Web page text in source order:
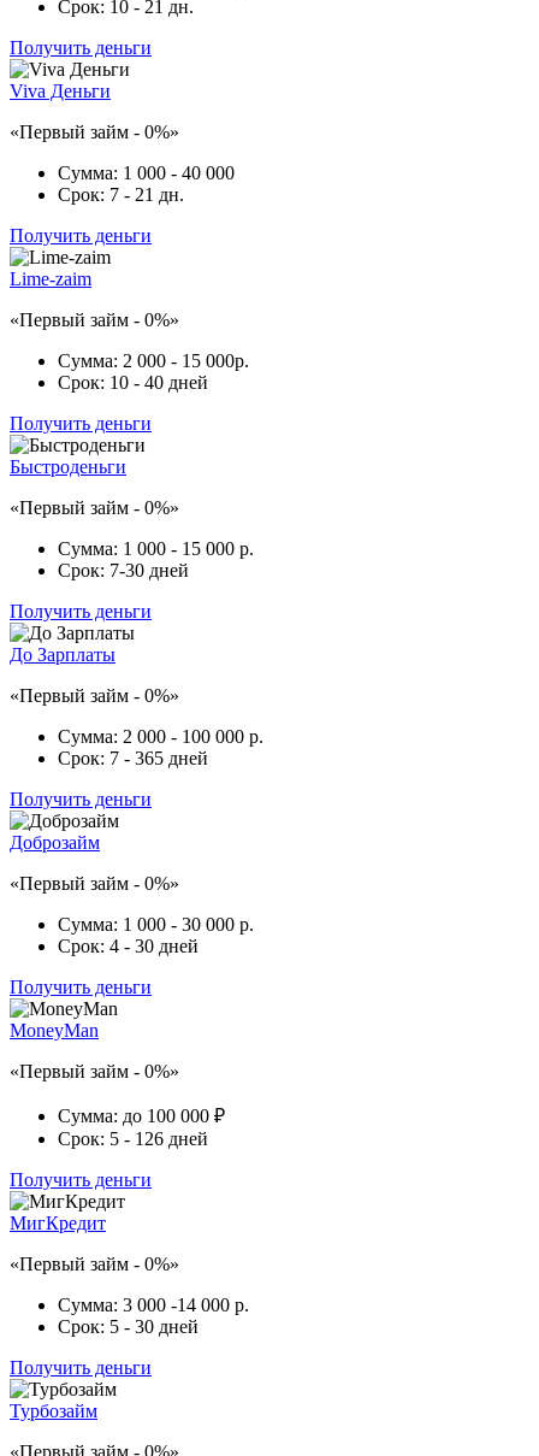
Срок: 10 - 21 дн.
Получить деньги
Viva Деньги
«Первый займ - 0%»
Сумма: 1 000 - 40 000
Срок: 7 - 21 дн.
Получить деньги
Lime-zaim
«Первый займ - 0%»
Сумма: 2 000 - 15 000р.
Срок: 10 - 40 дней
Получить деньги
Быстроденьги
«Первый займ - 0%»
Сумма: 1 000 - 15 000 р.
Срок: 7-30 дней
Получить деньги
До Зарплаты
«Первый займ - 0%»
Сумма: 2 000 - 100 000 р.
Срок: 7 - 365 дней
Получить деньги
Доброзайм
«Первый займ - 0%»
Сумма: 1 000 - 30 000 р.
Срок: 4 - 30 дней
Получить деньги
MoneyMan
«Первый займ - 0%»
Сумма: до 100 000 ₽
Срок: 5 - 126 дней
Получить деньги
МигКредит
«Первый займ - 0%»
Сумма: 3 000 -14 000 р.
Срок: 5 - 30 дней
Получить деньги
Турбозайм